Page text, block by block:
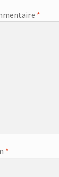
*
*